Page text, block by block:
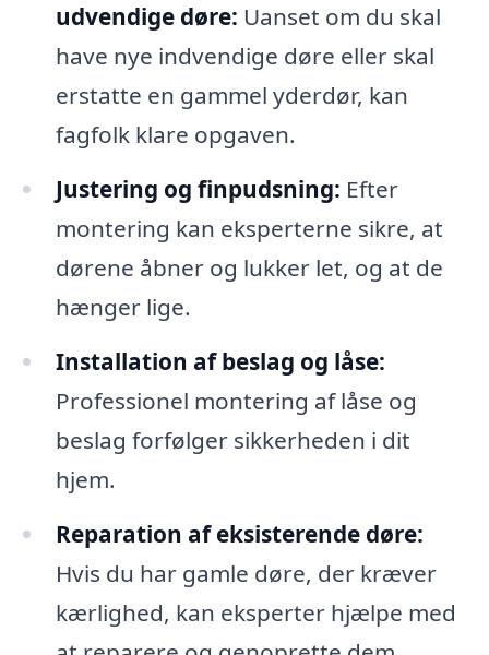
udvendige døre: Uanset om du skal
have nye indvendige døre eller skal
erstatte en gammel yderdør, kan
fagfolk klare opgaven.
Justering og finpudsning: Efter
montering kan eksperterne sikre, at
dørene åbner og lukker let, og at de
hænger lige.
Installation af beslag og låse:
Professionel montering af låse og
beslag forfølger sikkerheden i dit
hjem.
Reparation af eksisterende døre:
Hvis du har gamle døre, der kræver
kærlighed, kan eksperter hjælpe med